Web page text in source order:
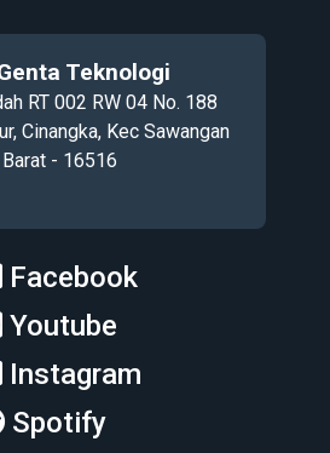
Teknologi
RT 002 RW 04 No. 188
Cinangka, Kec Sawangan
- 16516
Facebook
Youtube
Instagram
Spotify